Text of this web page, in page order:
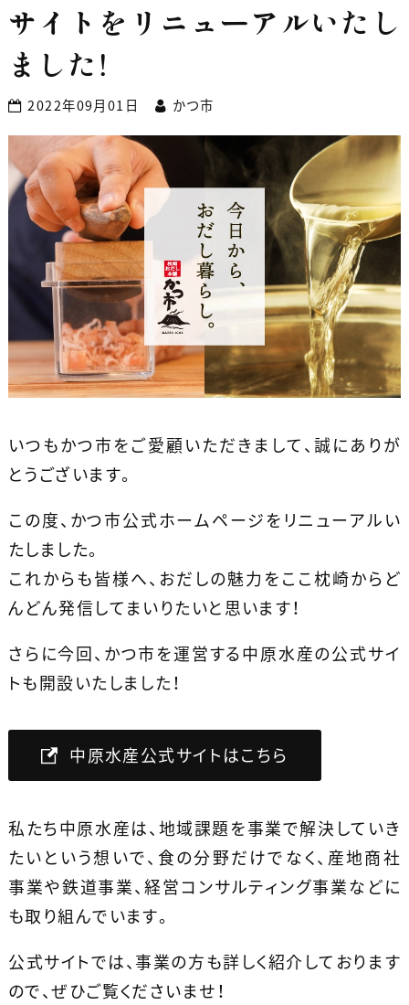
サイトをリニューアルいたし
ました！
2022年09月01日 かつ市
いつもかつ市をご愛顧いただきまして、誠にありが
とうございます。
この度、かつ市公式ホームページをリニューアルい
たしました。
これからも皆様へ、おだしの魅力をここ枕崎からど
んどん発信してまいりたいと思います！
さらに今回、かつ市を運営する中原水産の公式サイ
トも開設いたしました！
中原水産公式サイトはこちら
私たち中原水産は、地域課題を事業で解決していき
たいという想いで、食の分野だけでなく、 産地商社
事業や鉄道事業、経営コンサルティング事業などに
も取り組んでいます。
公式サイトでは、事業の方も詳しく紹介しております
ので、ぜひご覧くださいませ！